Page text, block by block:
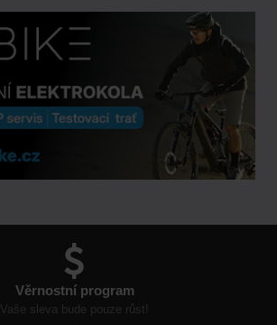
Věrnostní program
Vaše sleva bude pouze růst!